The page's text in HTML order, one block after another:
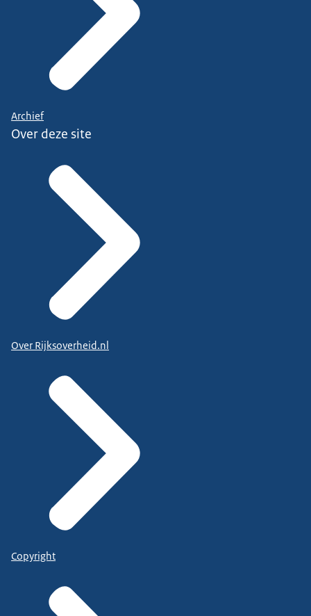
Archief
Over deze site
Over Rijksoverheid.nl
Copyright